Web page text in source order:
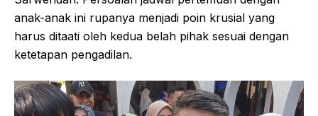
anak-anak ini rupanya menjadi poin krusial yang
harus ditaati oleh kedua belah pihak sesuai dengan
ketetapan pengadilan.